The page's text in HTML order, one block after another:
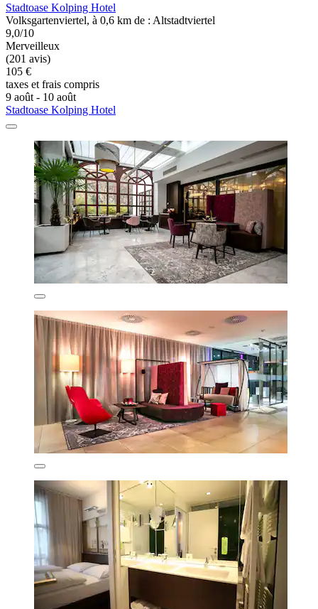
Stadtoase Kolping Hotel
Volksgartenviertel, à 0,6 km de : Altstadtviertel
9,0/10
Merveilleux
(201 avis)
105 €
taxes et frais compris
9 août - 10 août
Stadtoase Kolping Hotel